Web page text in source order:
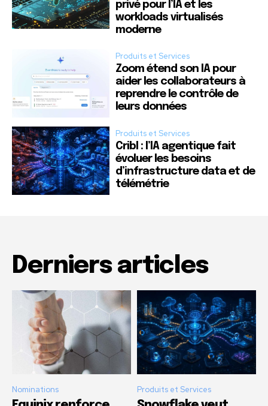
privé pour l’IA et les
workloads virtualisés
moderne
Produits et Services
Zoom étend son IA pour
aider les collaborateurs à
reprendre le contrôle de
leurs données
Produits et Services
Cribl : l’IA agentique fait
évoluer les besoins
d’infrastructure data et de
télémétrie
Derniers articles
Nominations Produits et Services